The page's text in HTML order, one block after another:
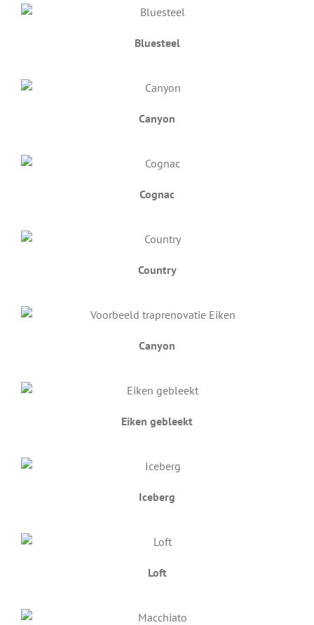
Bluesteel
Canyon
Cognac
Country
Canyon
Eiken gebleekt
Iceberg
Loft